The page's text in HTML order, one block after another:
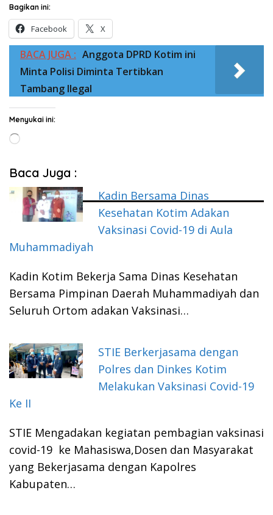
Bagikan ini:
Facebook X
BACA JUGA : Anggota DPRD Kotim ini
Minta Polisi Diminta Tertibkan
Tambang Ilegal
Menyukai ini:
Memuat...
Baca Juga :
Kadin Bersama Dinas
Kesehatan Kotim Adakan
Vaksinasi Covid-19 di Aula
Muhammadiyah
Kadin Kotim Bekerja Sama Dinas Kesehatan
Bersama Pimpinan Daerah Muhammadiyah dan
Seluruh Ortom adakan Vaksinasi…
STIE Berkerjasama dengan
Polres dan Dinkes Kotim
Melakukan Vaksinasi Covid-19
Ke II
STIE Mengadakan kegiatan pembagian vaksinasi
covid-19 ke Mahasiswa,Dosen dan Masyarakat
yang Bekerjasama dengan Kapolres
Kabupaten…